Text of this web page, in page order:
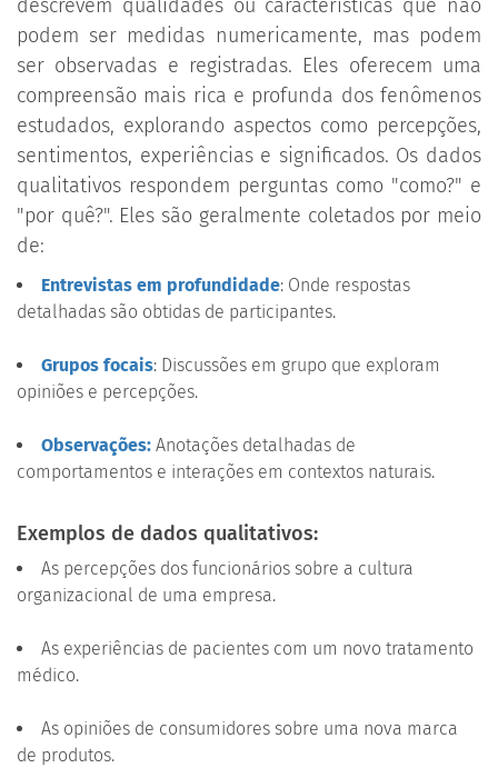
descrevem qualidades ou características que não
podem ser medidas numericamente, mas podem
ser observadas e registradas. Eles oferecem uma
compreensão mais rica e profunda dos fenômenos
estudados, explorando aspectos como percepções,
sentimentos, experiências e significados. Os dados
qualitativos respondem perguntas como "como?" e
"por quê?". Eles são geralmente coletados por meio
de:
Entrevistas em profundidade: Onde respostas
detalhadas são obtidas de participantes.
Grupos focais: Discussões em grupo que exploram
opiniões e percepções.
Observações: Anotações detalhadas de
comportamentos e interações em contextos naturais.
Exemplos de dados qualitativos:
As percepções dos funcionários sobre a cultura
organizacional de uma empresa.
As experiências de pacientes com um novo tratamento
médico.
As opiniões de consumidores sobre uma nova marca
de produtos.